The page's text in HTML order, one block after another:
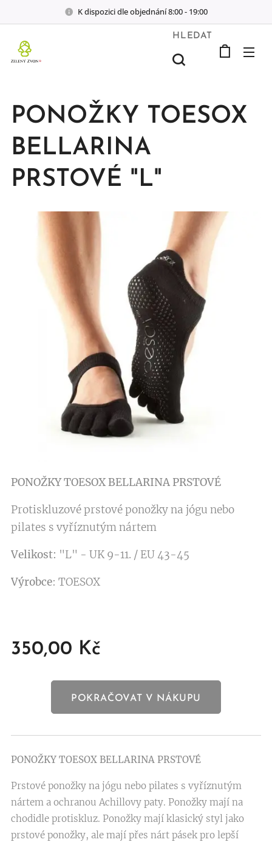
K dispozici dle objednání 8:00 - 19:00
HLEDAT
PONOŽKY TOESOX
BELLARINA
PRSTOVÉ "L"
PONOŽKY TOESOX BELLARINA PRSTOVÉ
Protiskluzové prstové ponožky na jógu nebo
pilates s vyříznutým nártem
Velikost: "L" - UK 9-11. / EU 43-45
Výrobce: TOESOX
350,00 Kč
POKRAČOVAT V NÁKUPU
PONOŽKY TOESOX BELLARINA PRSTOVÉ
Prstové ponožky na jógu nebo pilates s vyříznutým
nártem a ochranou Achillovy paty. Ponožky mají na
chodidle protiskluz. Ponožky mají klasický styl jako
prstové ponožky, ale mají přes nárt pásek pro lepší